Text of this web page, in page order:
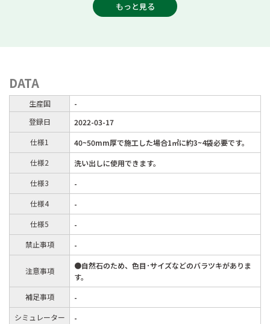
もっと見る
DATA
生産国
-
登録日
2022-03-17
仕様1
40~50mm厚で施工した場合1㎡に約3~4袋必要です。
仕様2
洗い出しに使用できます。
仕様3
-
仕様4
-
仕様5
-
禁止事項
-
注意事項
●自然石のため、色目･サイズなどのバラツキがありま
す。
補足事項
-
シミュレーター
-